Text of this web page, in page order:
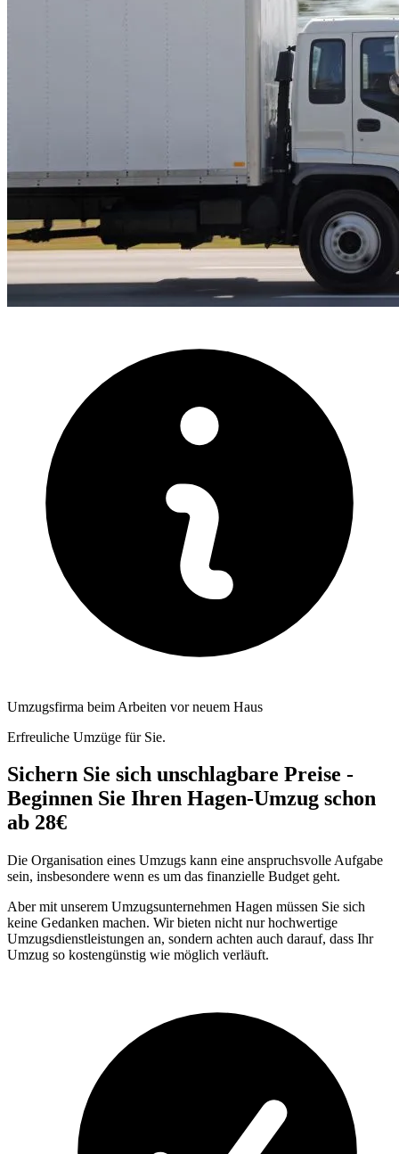
Umzugsfirma beim Arbeiten vor neuem Haus
Erfreuliche Umzüge für Sie.
Sichern Sie sich unschlagbare Preise -
Beginnen Sie Ihren Hagen-Umzug schon
ab 28€
Die Organisation eines Umzugs kann eine anspruchsvolle Aufgabe
sein, insbesondere wenn es um das finanzielle Budget geht.
Aber mit unserem Umzugsunternehmen Hagen müssen Sie sich
keine Gedanken machen. Wir bieten nicht nur hochwertige
Umzugsdienstleistungen an, sondern achten auch darauf, dass Ihr
Umzug so kostengünstig wie möglich verläuft.